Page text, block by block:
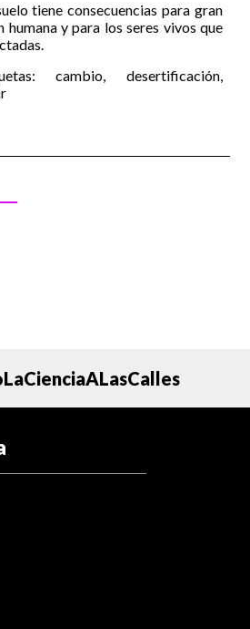
tiene consecuencias para gran
y para los seres vivos que
cambio, desertificación,